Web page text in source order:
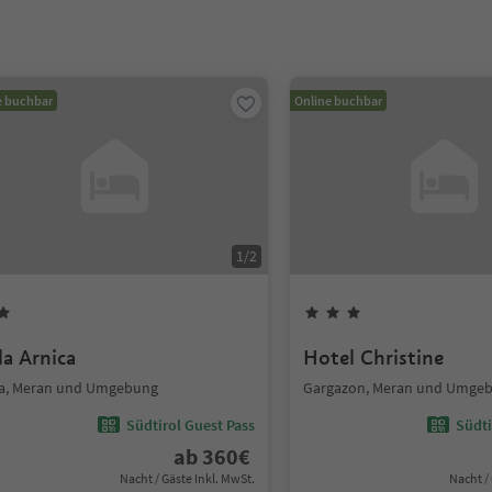
buchbar
1/2
Arnica
Meran und Umgebung
Südtirol Guest Pass
ab 360€
Nacht / Gäste Inkl. MwSt.
Online buchbar
Hotel Christine
Gargazon, Meran und
Nacht /